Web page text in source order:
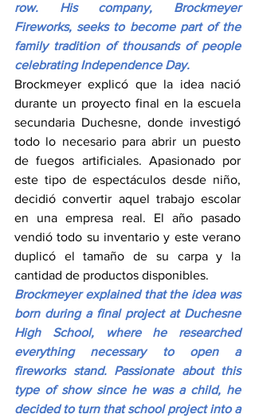
row. His company, Brockmeyer
Fireworks, seeks to become part of the
family tradition of thousands of people
celebrating Independence Day.
Brockmeyer explicó que la idea nació
durante un proyecto final en la escuela
secundaria Duchesne, donde investigó
todo lo necesario para abrir un puesto
de fuegos artificiales. Apasionado por
este tipo de espectáculos desde niño,
decidió convertir aquel trabajo escolar
en una empresa real. El año pasado
vendió todo su inventario y este verano
duplicó el tamaño de su carpa y la
cantidad de productos disponibles.
Brockmeyer explained that the idea was
born during a final project at Duchesne
High School, where he researched
everything necessary to open a
fireworks stand. Passionate about this
type of show since he was a child, he
decided to turn that school project into a